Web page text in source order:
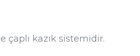
çaplı kazık sistemidir.